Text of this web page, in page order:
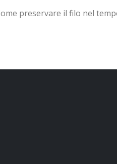
preservare il filo nel